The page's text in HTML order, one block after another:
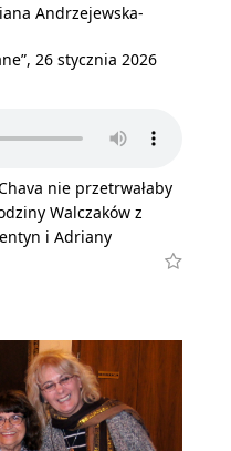
Andrzejewska-
26 stycznia 2026
nie przetrwałaby
Walczaków z
i Adriany